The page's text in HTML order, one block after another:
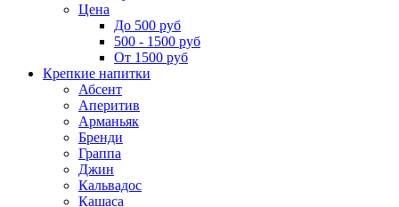
Цена
До 500 руб
500 - 1500 руб
От 1500 руб
Крепкие напитки
Абсент
Аперитив
Арманьяк
Бренди
Граппа
Джин
Кальвадос
Кашаса